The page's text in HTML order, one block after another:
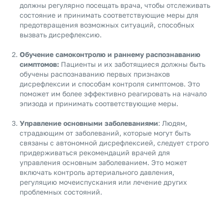
должны регулярно посещать врача, чтобы отслеживать
состояние и принимать соответствующие меры для
предотвращения возможных ситуаций, способных
вызвать дисрефлексию.
Обучение самоконтролю и раннему распознаванию
симптомов: Пациенты и их заботящиеся должны быть
обучены распознаванию первых признаков
дисрефлексии и способам контроля симптомов. Это
поможет им более эффективно реагировать на начало
эпизода и принимать соответствующие меры.
Управление основными заболеваниями: Людям,
страдающим от заболеваний, которые могут быть
связаны с автономной дисрефлексией, следует строго
придерживаться рекомендаций врачей для
управления основным заболеванием. Это может
включать контроль артериального давления,
регуляцию мочеиспускания или лечение других
проблемных состояний.